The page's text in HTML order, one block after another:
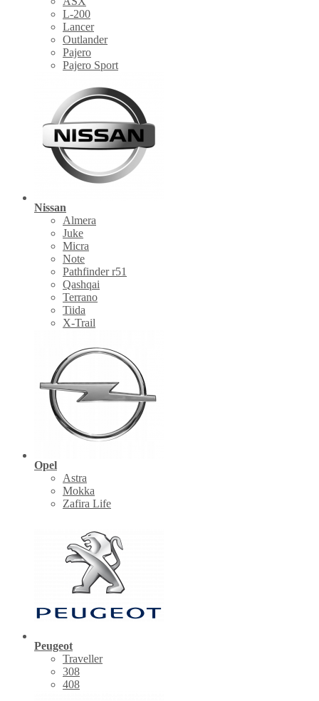
L-200
Lancer
Outlander
Pajero
Pajero Sport
Nissan
Almera
Juke
Micra
Note
Pathfinder r51
Qashqai
Terrano
Tiida
X-Trail
Opel
Astra
Mokka
Zafira Life
Peugeot
Traveller
308
408